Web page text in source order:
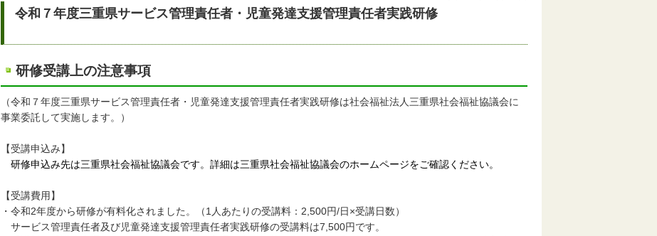
令和７年度三重県サービス管理責任者・児童発達支援管理責任者実践研修
研修受講上の注意事項
（令和７年度三重県サービス管理責任者・児童発達支援管理責任者実践研修は社会福祉法人三重県社会福祉協議会に
事業委託して実施します。）
【受講申込み】
研修申込み先は三重県社会福祉協議会です。詳細は三重県社会福祉協議会のホームページをご確認ください。
【受講費用】
・令和2年度から研修が有料化されました。（1人あたりの受講料：2,500円/日×受講日数）
サービス管理責任者及び児童発達支援管理責任者実践研修の受講料は7,500円です。